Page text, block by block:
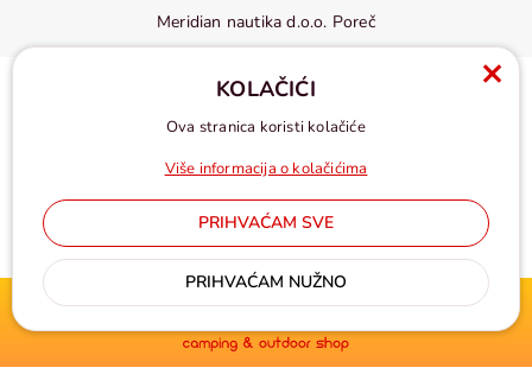
Meridian nautika d.o.o. Poreč
Cijene u eurima, pdv uključen
KOLAČIĆI
Ova stranica koristi kolačiće
Više informacija o kolačićima
PRIHVAĆAM SVE
PRIHVAĆAM NUŽNO